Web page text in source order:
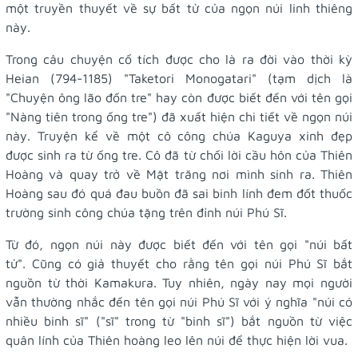
một truyền thuyết về sự bất tử của ngọn núi linh thiêng
này.
Trong câu chuyện cổ tích được cho là ra đời vào thời kỳ
Heian (794-1185) "Taketori Monogatari" (tạm dịch là
"Chuyện ông lão đốn tre" hay còn được biết đến với tên gọi
"Nàng tiên trong ống tre") đã xuất hiện chi tiết về ngọn núi
này. Truyện kể về một cô công chúa Kaguya xinh đẹp
được sinh ra từ ống tre. Cô đã từ chối lời cầu hôn của Thiên
Hoàng và quay trở về Mặt trăng nơi mình sinh ra. Thiên
Hoàng sau đó quá đau buồn đã sai binh lính đem đốt thuốc
trường sinh công chúa tặng trên đỉnh núi Phú Sĩ.
Từ đó, ngọn núi này được biết đến với tên gọi "núi bất
tử". Cũng có giả thuyết cho rằng tên gọi núi Phú Sĩ bắt
nguồn từ thời Kamakura. Tuy nhiên, ngày nay mọi người
vẫn thường nhắc đến tên gọi núi Phú Sĩ với ý nghĩa "núi có
nhiều binh sĩ" ("sĩ" trong từ "binh sĩ") bắt nguồn từ việc
quân lính của Thiên hoàng leo lên núi để thực hiện lời vua.